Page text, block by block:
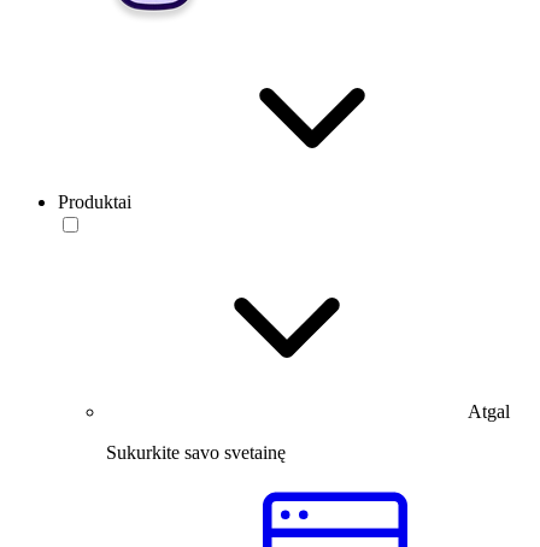
Produktai
Atgal
Sukurkite savo svetainę